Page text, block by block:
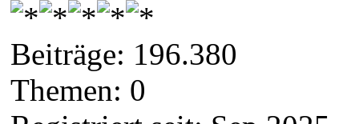
Beiträge: 196.380
Themen: 0